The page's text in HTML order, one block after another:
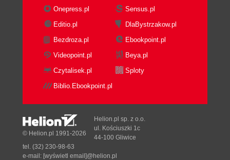
Parts and components
Integrated Circuits
Connectivity
Software Platforms
Software Security and Privacy
Prototyping and Manufacturing
Processes
Electrical Components
Sensors
Preparing to Manufacture
Onepress.pl
Sensus.pl
Editio.pl
DlaBystrzakow.pl
Bezdroza.pl
Ebookpoint.pl
Videopoint.pl
Beya.pl
Czytalisek.pl
Sploty
Biblio.Ebookpoint.pl
© Helion.pl 1991-2026
Helion.pl sp. z o.o.
ul. Kościuszki 1c
44-100 Gliwice
tel. (32) 230-98-63
e-mail: [wyświetl email]@helion.pl